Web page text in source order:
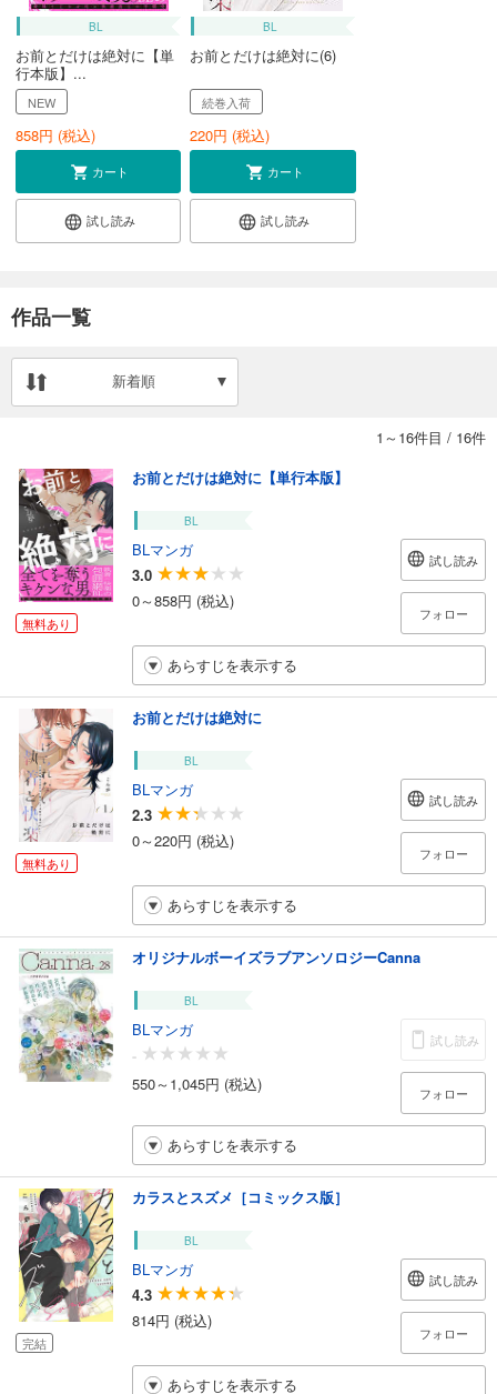
BL
お前とだけは絶対に【単
行本版】...
NEW
858円 (税込)
カート
試し読み
BL
お前とだけは絶対に(6)
続巻入荷
220円 (税込)
カート
試し読み
作品一覧
新着順
1～16件目 / 16件
無料あり
お前とだけは絶対に【単行本版】
BL
BLマンガ
3.0
0～858円 (税込)
試し読み
フォロー
あらすじを表示する
無料あり
お前とだけは絶対に
BL
BLマンガ
2.3
0～220円 (税込)
試し読み
フォロー
あらすじを表示する
オリジナルボーイズラブアンソロジーCanna
BL
BLマンガ
-
550～1,045円 (税込)
試し読み
フォロー
あらすじを表示する
完結
カラスとスズメ［コミックス版］
BL
BLマンガ
4.3
814円 (税込)
試し読み
フォロー
あらすじを表示する